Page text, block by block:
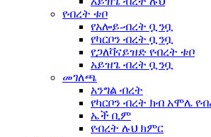
የብረት ቱቦ
የአሎይ-ብረት ቧንቧ
የካርቦን ብረት ቧንቧ
የጋለቫናይዝድ የብረት ቱቦ
አይዝጌ ብረት ቧንቧ
መገለጫ
አንግል ብረት
የካርቦን ብረት ክብ አሞሌ
ኤች ቢም
የብረት ሉህ ክምር